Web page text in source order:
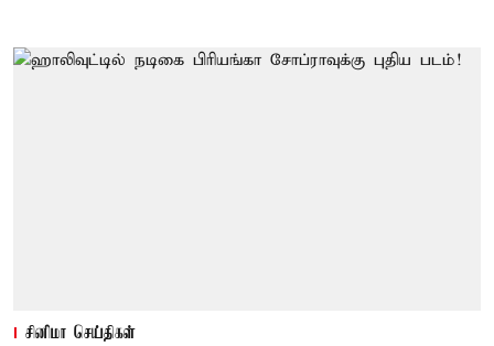
சினிமா செய்திகள்